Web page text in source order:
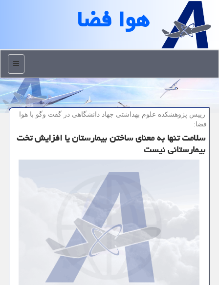
هوا فضا
منو
رییس پژوهشكده علوم بهداشتی جهاد دانشگاهی در گفت وگو با هوا
فضا:
سلامت تنها به معنای ساختن بیمارستان یا افزایش تخت
بیمارستانی نیست